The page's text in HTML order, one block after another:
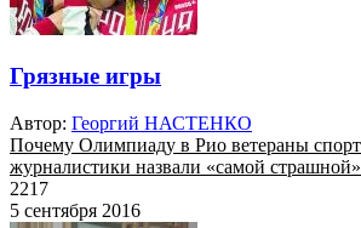
Грязные игры
Автор: Георгий НАСТЕНКО
Почему Олимпиаду в Рио ветераны
журналистики назвали «самой страшной»
2217
5 сентября 2016